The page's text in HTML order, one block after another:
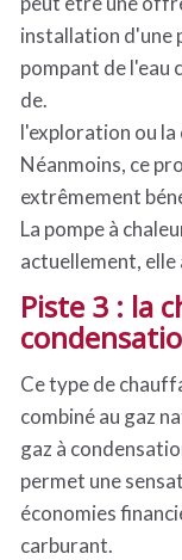
installation d'une
pompant de l'eau
de.
l'exploration ou la
Néanmoins, ce
extrêmement
La pompe à
actuellement,
Piste 3 : la
Ce type de
combiné au gaz
gaz à
permet une
économies
carburant.